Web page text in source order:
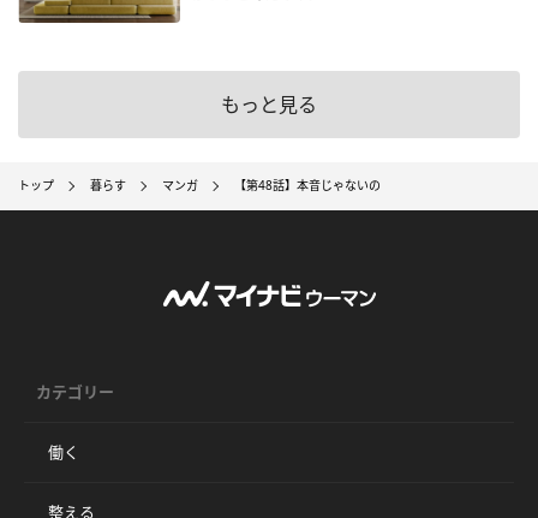
もっと見る
トップ 暮らす マンガ 【第48話】本音じゃないの
カテゴリー
働く
整える